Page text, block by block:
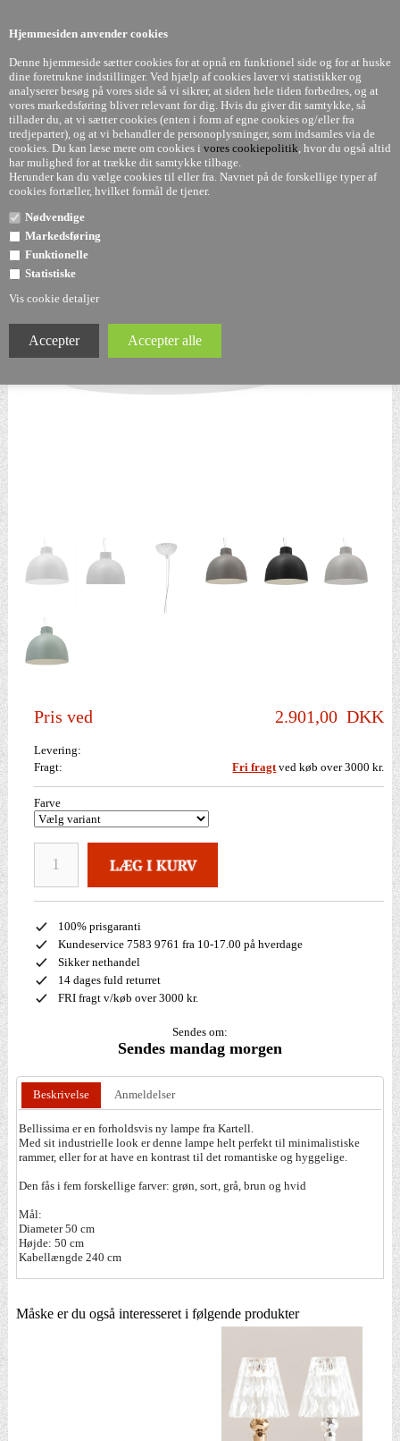
Hjemmesiden anvender cookies
Denne hjemmeside sætter cookies for at opnå en funktionel side og for at huske
dine foretrukne indstillinger. Ved hjælp af cookies laver vi statistikker og
analyserer besøg på vores side så vi sikrer, at siden hele tiden forbedres, og at
vores markedsføring bliver relevant for dig. Hvis du giver dit samtykke, så
tillader du, at vi sætter cookies (enten i form af egne cookies og/eller fra
tredjeparter), og at vi behandler de personoplysninger, som indsamles via de
cookies. Du kan læse mere om cookies i vores cookiepolitik, hvor du også altid
har mulighed for at trække dit samtykke tilbage.
Herunder kan du vælge cookies til eller fra. Navnet på de forskellige typer af
cookies fortæller, hvilket formål de tjener.
Nødvendige
Markedsføring
Funktionelle
Statistiske
Vis cookie detaljer
Kartell Bellissima lampe fra Kartell
Pris ved 2.901,00 DKK
Levering:
Fragt:
Fri fragt ved køb over 3000 kr.
Farve
100% prisgaranti
Kundeservice 7583 9761 fra 10-17.00 på hverdage
Sikker nethandel
14 dages fuld returret
FRI fragt v/køb over 3000 kr.
Sendes om:
Sendes mandag morgen
Beskrivelse Anmeldelser
Bellissima er en forholdsvis ny lampe fra Kartell.
Med sit industrielle look er denne lampe helt perfekt til minimalistiske
rammer, eller for at have en kontrast til det romantiske og hyggelige.
Den fås i fem forskellige farver: grøn, sort, grå, brun og hvid
Mål:
Diameter 50 cm
Højde: 50 cm
Kabellængde 240 cm
Måske er du også interesseret i følgende produkter